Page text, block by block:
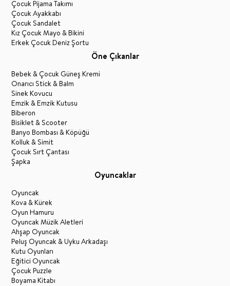
Çocuk Pijama Takımı
Çocuk Ayakkabı
Çocuk Sandalet
Kız Çocuk Mayo & Bikini
Erkek Çocuk Deniz Şortu
Öne Çıkanlar
Bebek & Çocuk Güneş Kremi
Onarıcı Stick & Balm
Sinek Kovucu
Emzik & Emzik Kutusu
Biberon
Bisiklet & Scooter
Banyo Bombası & Köpüğü
Kolluk & Simit
Çocuk Sırt Çantası
Şapka
Oyuncaklar
Oyuncak
Kova & Kürek
Oyun Hamuru
Oyuncak Müzik Aletleri
Ahşap Oyuncak
Peluş Oyuncak & Uyku Arkadaşı
Kutu Oyunları
Eğitici Oyuncak
Çocuk Puzzle
Boyama Kitabı